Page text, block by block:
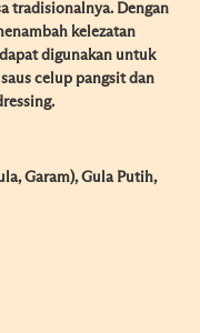
tradisionalnya. Dengan
kelezatan
digunakan untuk
celup pangsit dan
Garam), Gula Putih,